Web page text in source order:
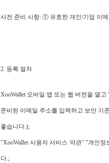
사전 준비 사항: ① 유효한 개인/기업 이
2. 등록 절차
XooWallet 모바일 앱 또는 웹 버전을 열
준비된 이메일 주소를 입력하고 보안 기
좋습니다.);
"XooWallet 사용자 서비스 약관" "개인
다.;